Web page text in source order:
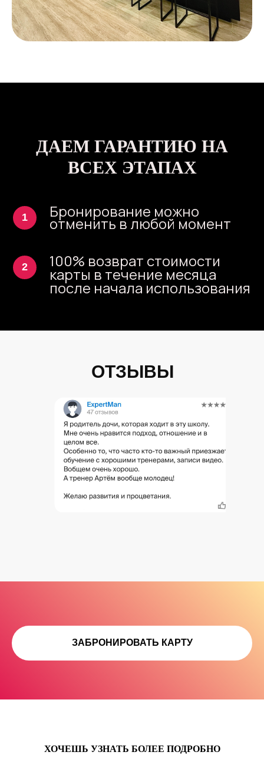
ДАЕМ ГАРАНТИЮ НА
ВСЕХ ЭТАПАХ
Бронирование можно
отменить в любой момент
100% возврат стоимости
карты в течение месяца
после начала использования
ОТЗЫВЫ
ЗАБРОНИРОВАТЬ КАРТУ
ХОЧЕШЬ УЗНАТЬ БОЛЕЕ ПОДРОБНО